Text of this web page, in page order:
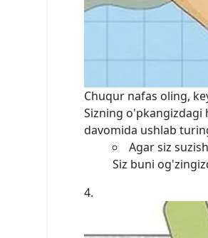
Chuqur nafas oling,
Sizning o'pkangizdagi
davomida ushlab
Agar siz
Siz buni